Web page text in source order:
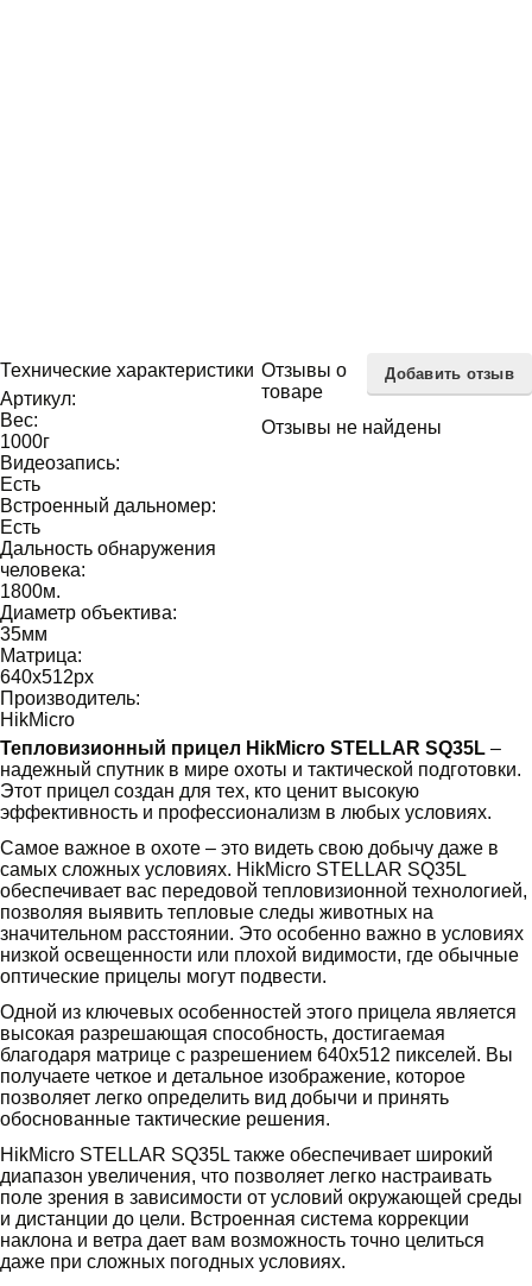
Технические характеристики
Артикул:
Вес:
1000г
Видеозапись:
Есть
Встроенный дальномер:
Есть
Дальность обнаружения
человека:
1800м.
Диаметр объектива:
35мм
Матрица:
640х512px
Производитель:
HikMicro
Отзывы о
товаре
Добавить отзыв
Отзывы не найдены
Тепловизионный прицел HikMicro STELLAR SQ35L–
надежный спутник в мире охоты и тактической подготовки.
Этот прицел создан для тех, кто ценит высокую
эффективность и профессионализм в любых условиях.
Самое важное в охоте – это видеть свою добычу даже в
самых сложных условиях. HikMicro STELLAR SQ35L
обеспечивает вас передовой тепловизионной технологией,
позволяя выявить тепловые следы животных на
значительном расстоянии. Это особенно важно в условиях
низкой освещенности или плохой видимости, где обычные
оптические прицелы могут подвести.
Одной из ключевых особенностей этого прицела является
высокая разрешающая способность, достигаемая
благодаря матрице с разрешением 640x512 пикселей. Вы
получаете четкое и детальное изображение, которое
позволяет легко определить вид добычи и принять
обоснованные тактические решения.
HikMicro STELLAR SQ35L также обеспечивает широкий
диапазон увеличения, что позволяет легко настраивать
поле зрения в зависимости от условий окружающей среды
и дистанции до цели. Встроенная система коррекции
наклона и ветра дает вам возможность точно целиться
даже при сложных погодных условиях.